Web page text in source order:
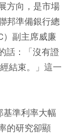
方向，是市場
邦準備銀行總
）副主席威廉
話：「沒有證
結束。」這一
基準利率大幅
的研究卻顯